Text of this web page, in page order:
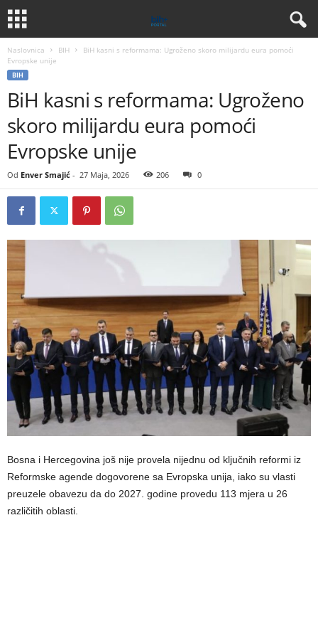
Naslovnica BIH
BiH kasni s reformama: Ugroženo skoro milijardu eura pomoći
Evropske unije
BIH
BiH kasni s reformama: Ugroženo
skoro milijardu eura pomoći
Evropske unije
Od Enver Smajić - 27 Maja, 2026 206 0
Bosna i Hercegovina još nije provela nijednu od ključnih reformi iz
Reformske agende dogovorene sa Evropska unija, iako su vlasti
preuzele obavezu da do 2027. godine provedu 113 mjera u 26
različitih oblasti.